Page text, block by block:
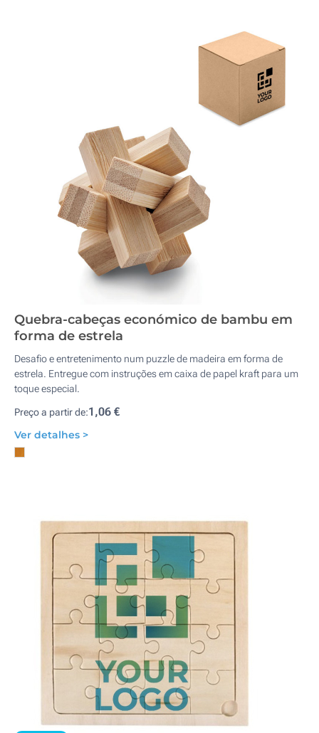
Quebra-cabeças económico de bambu em
forma de estrela
Desafio e entretenimento num puzzle de madeira em forma de
estrela. Entregue com instruções em caixa de papel kraft para um
toque especial.
Preço a partir de:1,06 €
Ver detalhes >